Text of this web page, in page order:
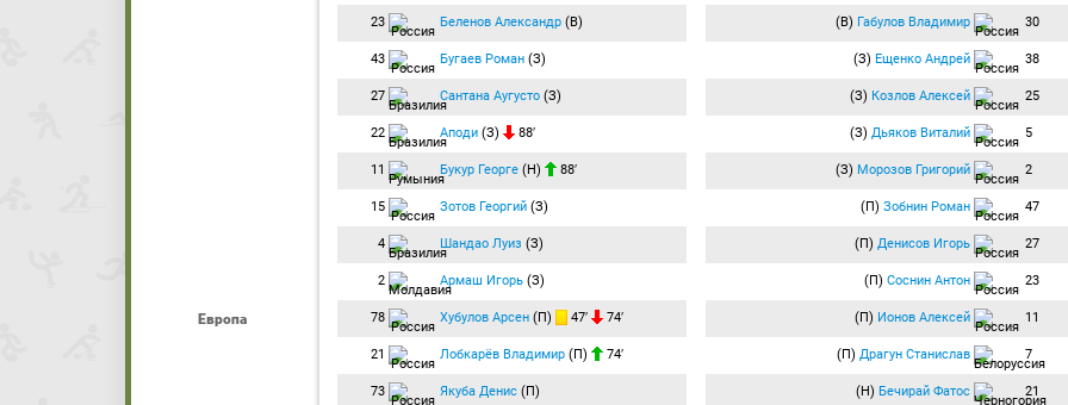
Европа
23 Беленов Александр (В)
43 Бугаев Роман (З)
27 Сантана Аугусто (З)
22 Аподи (З) 88′
11 Букур Георге (Н) 88′
15 Зотов Георгий (З)
4 Шандао Луиз (З)
2 Армаш Игорь (З)
78 Хубулов Арсен (П) 47′ 74′
21 Лобкарёв Владимир (П) 74′
73 Якуба Денис (П)
(В) Габулов Владимир 30
(З) Ещенко Андрей 38
(З) Козлов Алексей 25
(З) Дьяков Виталий 5
(З) Морозов Григорий 2
(П) Зобнин Роман 47
(П) Денисов Игорь 27
(П) Соснин Антон 23
(П) Ионов Алексей 11
(П) Драгун Станислав 7
(Н) Бечирай Фатос 21